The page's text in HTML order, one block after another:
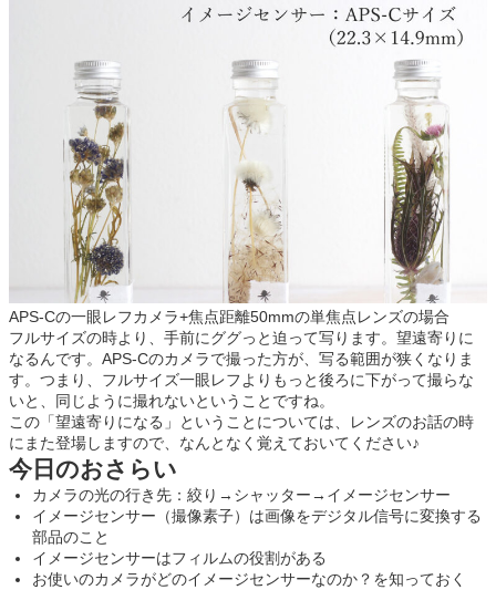
APS-Cの一眼レフカメラ+焦点距離50mmの単焦点レンズの場合
フルサイズの時より、手前にググっと迫って写ります。望遠寄りに
なるんです。APS-Cのカメラで撮った方が、写る範囲が狭くなりま
す。つまり、フルサイズ一眼レフよりもっと後ろに下がって撮らな
いと、同じように撮れないということですね。
この「望遠寄りになる」ということについては、レンズのお話の時
にまた登場しますので、なんとなく覚えておいてください♪
今日のおさらい
カメラの光の行き先：絞り→シャッター→イメージセンサー
イメージセンサー（撮像素子）は画像をデジタル信号に変換する
部品のこと
イメージセンサーはフィルムの役割がある
お使いのカメラがどのイメージセンサーなのか？を知っておく